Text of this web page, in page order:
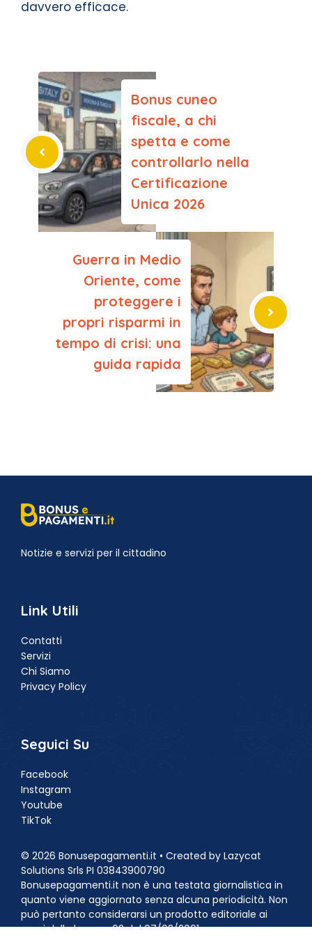
davvero efficace.
Bonus cuneo
fiscale, a chi
spetta e come
controllarlo nella
Certificazione
Unica 2026
Guerra in Medio
Oriente, come
proteggere i
propri risparmi in
tempo di crisi: una
guida rapida
Notizie e servizi per il cittadino
Link Utili
Contatti
Servizi
Chi Siamo
Privacy Policy
Seguici Su
Facebook
Instagram
Youtube
TikTok
© 2026 Bonusepagamenti.it • Created by Lazycat
Solutions Srls PI 03843900790
Bonusepagamenti.it non è una testata giornalistica in
quanto viene aggiornato senza alcuna periodicità. Non
può pertanto considerarsi un prodotto editoriale ai
sensi della legge n.62 del 07/03/2001.